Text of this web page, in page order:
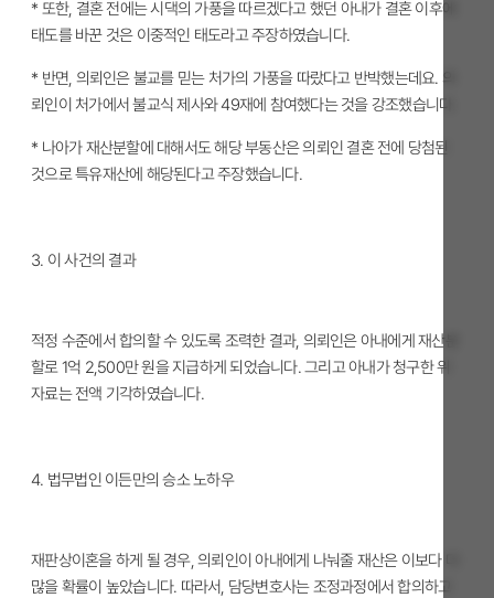
* 또한, 결혼 전에는 시댁의 가풍을 따르겠다고 했던 아내가 결혼 이후에
태도를 바꾼 것은 이중적인 태도라고 주장하였습니다.
* 반면, 의뢰인은 불교를 믿는 처가의 가풍을 따랐다고 반박했는데요. 의
뢰인이 처가에서 불교식 제사와 49재에 참여했다는 것을 강조했습니다.
* 나아가 재산분할에 대해서도 해당 부동산은 의뢰인 결혼 전에 당첨된
것으로 특유재산에 해당된다고 주장했습니다.
3. 이 사건의 결과
적정 수준에서 합의할 수 있도록 조력한 결과, 의뢰인은 아내에게 재산분
할로 1억 2,500만 원을 지급하게 되었습니다. 그리고 아내가 청구한 위
자료는 전액 기각하였습니다.
4. 법무법인 이든만의 승소 노하우
재판상이혼을 하게 될 경우, 의뢰인이 아내에게 나눠줄 재산은 이보다 더
많을 확률이 높았습니다. 따라서, 담당변호사는 조정과정에서 합의하고